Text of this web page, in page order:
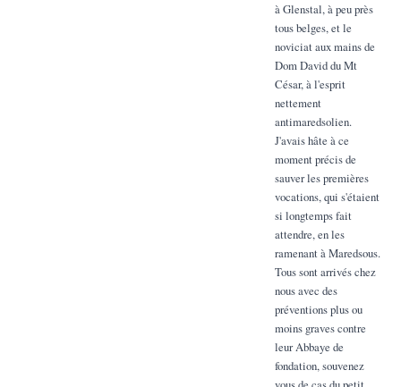
à Glenstal, à peu près
tous belges, et le
noviciat aux mains de
Dom David du Mt
César, à l'esprit
nettement
antimaredsolien.
J'avais hâte à ce
moment précis de
sauver les premières
vocations, qui s'étaient
si longtemps fait
attendre, en les
ramenant à Maredsous.
Tous sont arrivés chez
nous avec des
préventions plus ou
moins graves contre
leur Abbaye de
fondation, souvenez